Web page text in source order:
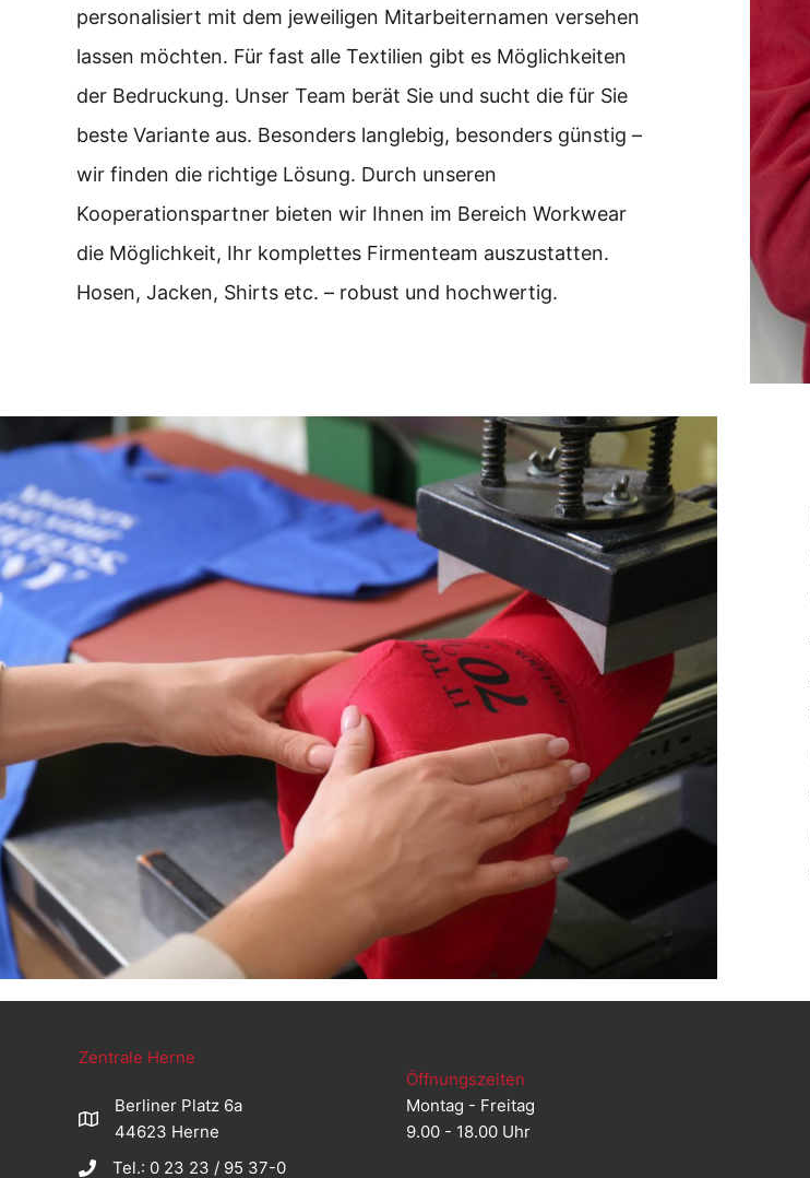
personalisiert mit dem jeweiligen Mitarbeiternamen versehen
lassen möchten. Für fast alle Textilien gibt es Möglichkeiten
der Bedruckung. Unser Team berät Sie und sucht die für Sie
beste Variante aus. Besonders langlebig, besonders günstig –
wir finden die richtige Lösung. Durch unseren
Kooperationspartner bieten wir Ihnen im Bereich Workwear
die Möglichkeit, Ihr komplettes Firmenteam auszustatten.
Hosen, Jacken, Shirts etc. – robust und hochwertig.
Zentrale Herne
Berliner Platz 6a
44623 Herne
Tel.: 0 23 23 / 95 37-0
Öffnungszeiten
Montag - Freitag
9.00 - 18.00 Uhr